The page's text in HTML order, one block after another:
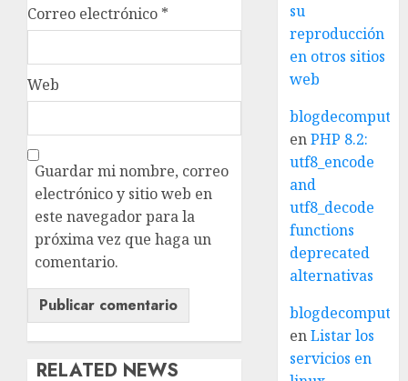
Correo electrónico *
Web
Guardar mi nombre, correo
electrónico y sitio web en
este navegador para la
próxima vez que haga un
comentario.
RELATED NEWS
su
reproducción
en otros sitios
web
enPHP 8.2:
utf8_encode
and
utf8_decode
functions
deprecated
alternativas
enListar los
servicios en